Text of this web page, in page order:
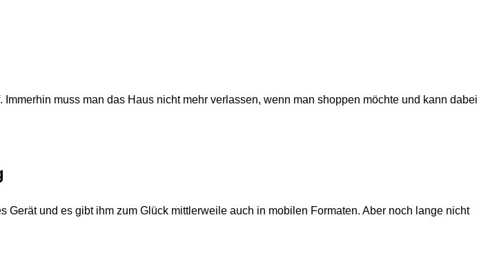
muss man das Haus nicht mehr verlassen, wenn man shoppen möchte und kann dabei
und es gibt ihm zum Glück mittlerweile auch in mobilen Formaten. Aber noch lange nicht